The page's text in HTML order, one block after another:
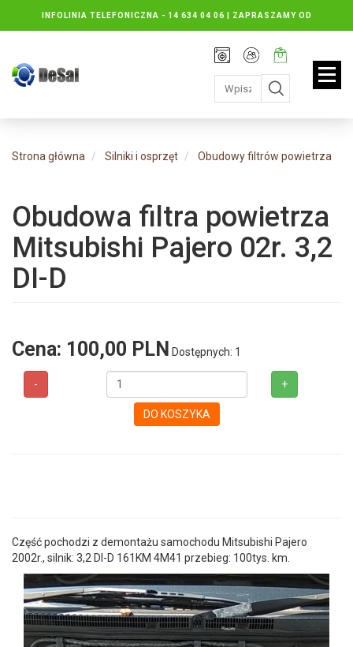
INFOLINIA TELEFONICZNA - 14 634 04 06 | ZAPRASZAMY OD
PONIEDZIAŁKU DO PIĄTKU : 8.30 DO 16.30, SOBOTY: 8.30 DO 13.00
Rejestracja
Moje
konto
Twój
koszyk:
jest
pusty
Strona główna Silniki i osprzęt Obudowy filtrów powietrza
Obudowa filtra powietrza
Mitsubishi Pajero 02r. 3,2
DI-D
Cena: 100,00 PLN Dostępnych: 1
- +
DO KOSZYKA
Część pochodzi z demontażu samochodu Mitsubishi Pajero
2002r., silnik: 3,2 DI-D 161KM 4M41 przebieg: 100tys. km.